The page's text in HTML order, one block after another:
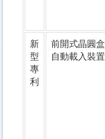
新
型
專
利
前開式晶圓盒
自動載入裝置